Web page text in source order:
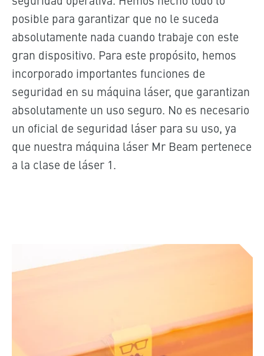
posible para garantizar que no le suceda
absolutamente nada cuando trabaje con este
gran dispositivo. Para este propósito, hemos
incorporado importantes funciones de
seguridad en su máquina láser, que garantizan
absolutamente un uso seguro. No es necesario
un oficial de seguridad láser para su uso, ya
que nuestra máquina láser Mr Beam pertenece
a la clase de láser 1.